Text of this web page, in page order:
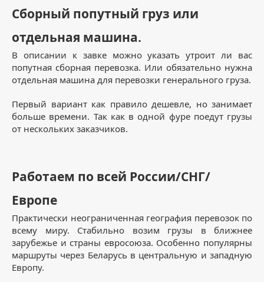
Сборный попутный груз или
отдельная машина.
В описании к завке можно указать утроит ли вас
попутная сборная перевозка. Или обязательно нужна
отдельная машина для перевозки генерального груза.
Первый вариант как правило дешевле, но занимает
больше времени. Так как в одной фуре поедут грузы
от нескольких заказчиков.
Работаем по всей России/СНГ/
Европе
Практически неограниченная география перевозок по
всему миру. Стабильно возим грузы в ближнее
зарубежье и страны евросоюза. Особенно популярны
маршруты через Беларусь в центральную и западную
Европу.